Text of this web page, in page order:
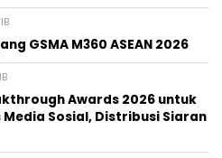
GSMA M360 ASEAN 2026
Awards 2026 untuk
Sosial, Distribusi Siaran